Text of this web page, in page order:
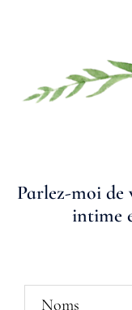
Parlez-moi de
intime